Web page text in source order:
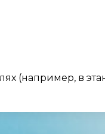
(например, в